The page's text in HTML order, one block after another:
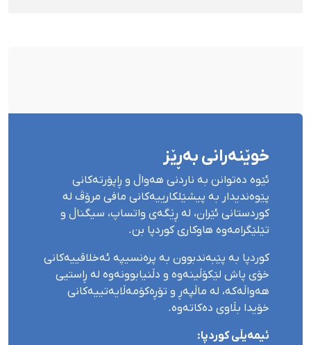
خوێنەرانی بەڕێز
ئێوە دەتوانن بە ناردنی هەواڵ و ڕاپۆرتەکانی
پێوەندیدار بە پیشێلکارییەکانی مافی مرۆڤ لە
کوردستانی ئێران، لە ڕێگەی واتساپ، سیگناڵ و
تێلێگرامەوە هاوکاری کوردپا بن.
کوردپا بە پێبەندبوون بە پرەنسیپە ئەخلاقییەکانی
خۆی پاش لێکۆڵینەوە و دڵنیابوونەوە لە ڕاستیی
هەواڵەکە، لە ماڵپەڕ و تۆڕەکۆمەڵایەتییەکانی
خۆیدا بڵاوی دەکاتەوە.
ئیمەیڵی کوردپا: